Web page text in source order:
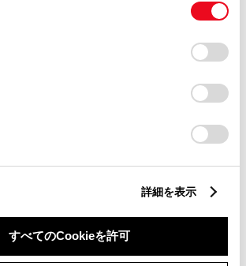
Cookie(クッキー)が保存されることに同
ます。Cookie(クッキー)のオプトアウト、
を撤回したりするにあたっては、当社の
）情報の取り扱いについて
」をご覧くだ
詳細を表示
すべてのCookieを許可